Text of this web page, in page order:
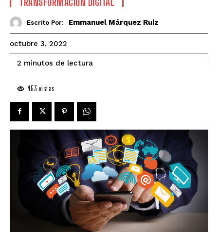
Escrito Por: Emmanuel Márquez Ruiz
octubre 3, 2022
2 minutos de lectura
453 vistas